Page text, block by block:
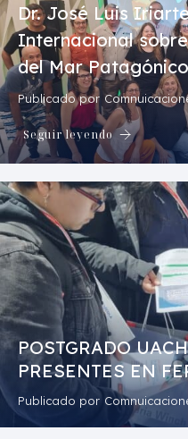
Dr. José Luis
Internacional
del Mar Patagónico
Publicado por
Seguir leyendo
POSTGRADO
PRESENTES EN
Publicado por